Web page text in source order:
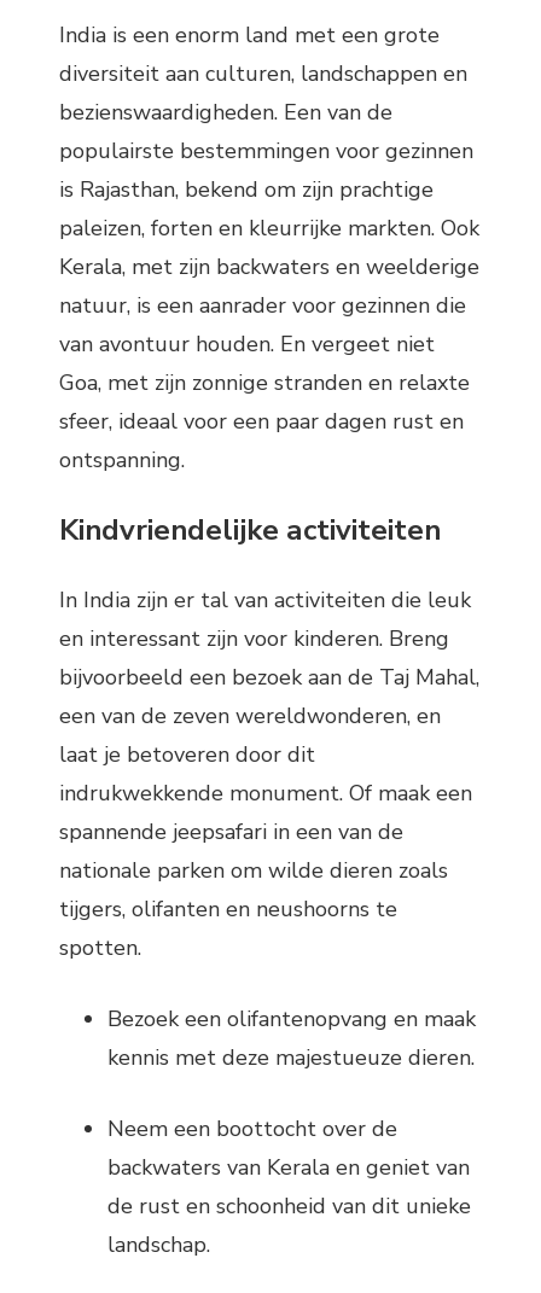
India is een enorm land met een grote
diversiteit aan culturen, landschappen en
bezienswaardigheden. Een van de
populairste bestemmingen voor gezinnen
is Rajasthan, bekend om zijn prachtige
paleizen, forten en kleurrijke markten. Ook
Kerala, met zijn backwaters en weelderige
natuur, is een aanrader voor gezinnen die
van avontuur houden. En vergeet niet
Goa, met zijn zonnige stranden en relaxte
sfeer, ideaal voor een paar dagen rust en
ontspanning.
Kindvriendelijke activiteiten
In India zijn er tal van activiteiten die leuk
en interessant zijn voor kinderen. Breng
bijvoorbeeld een bezoek aan de Taj Mahal,
een van de zeven wereldwonderen, en
laat je betoveren door dit
indrukwekkende monument. Of maak een
spannende jeepsafari in een van de
nationale parken om wilde dieren zoals
tijgers, olifanten en neushoorns te
spotten.
Bezoek een olifantenopvang en maak
kennis met deze majestueuze dieren.
Neem een boottocht over de
backwaters van Kerala en geniet van
de rust en schoonheid van dit unieke
landschap.